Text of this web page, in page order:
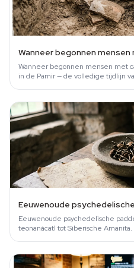
Wanneer begonnen mensen
Wanneer begonnen mensen met
in de Pamir — de volledige tijdlijn
Eeuwenoude
Eeuwenoude psychedelische
teonanácatl tot Siberische